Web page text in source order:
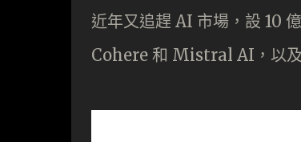
近年又追趕 AI 市場，設 10
Cohere 和 Mistral AI，以及